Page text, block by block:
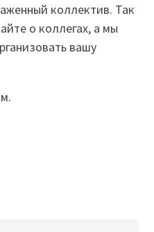
коллектив. Так
о коллегах, а мы
вашу